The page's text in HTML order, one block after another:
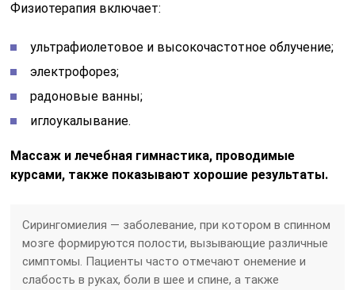
Физиотерапия включает:
ультрафиолетовое и высокочастотное облучение;
электрофорез;
радоновые ванны;
иглоукалывание.
Массаж и лечебная гимнастика, проводимые
курсами, также показывают хорошие результаты.
Сирингомиелия — заболевание, при котором в спинном
мозге формируются полости, вызывающие различные
симптомы. Пациенты часто отмечают онемение и
слабость в руках, боли в шее и спине, а также